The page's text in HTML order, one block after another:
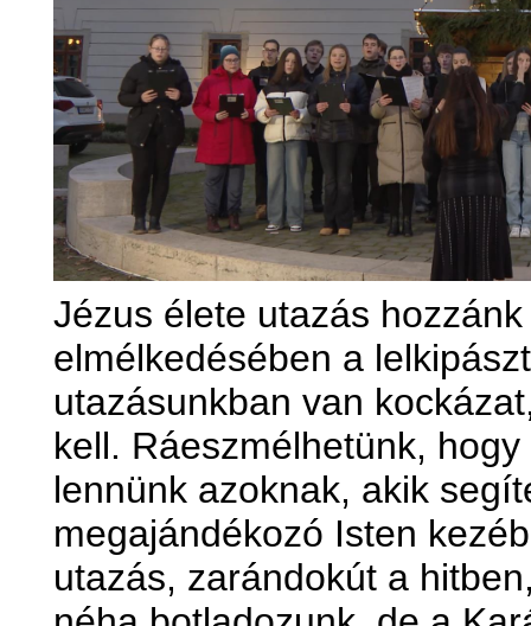
Jézus élete utazás
elmélkedésében a
utazásunkban van
kell. Ráeszmélhetünk,
lennünk azoknak, akik
megajándékozó Isten
utazás, zarándokút a